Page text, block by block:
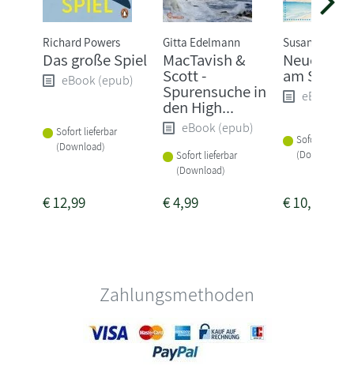
Richard Powers
Das große Spiel
eBook (epub)
Sofort lieferbar
(Download)
€12,99
Gitta Edelmann
MacTavish &
Scott -
Spurensuche in
den High...
eBook (epub)
Sofort lieferbar
(Download)
€4,99
Susanne
Neue
am Strand
eBook
Sofort
(Download)
€10,99
Zahlungsmethoden